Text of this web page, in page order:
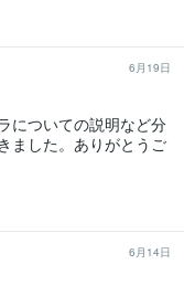
6月19日
についての説明など分
ました。ありがとうご
6月14日